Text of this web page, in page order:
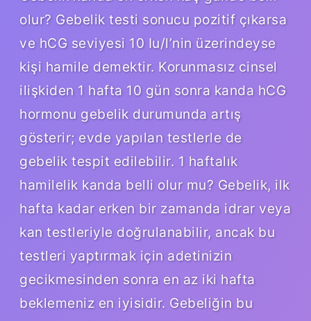
olur? Gebelik testi sonucu pozitif çıkarsa
ve hCG seviyesi 10 Iu/l’nin üzerindeyse
kişi hamile demektir. Korunmasız cinsel
ilişkiden 1 hafta 10 gün sonra kanda hCG
hormonu gebelik durumunda artış
gösterir; evde yapılan testlerle de
gebelik tespit edilebilir. 1 haftalık
hamilelik kanda belli olur mu? Gebelik, ilk
hafta kadar erken bir zamanda idrar veya
kan testleriyle doğrulanabilir, ancak bu
testleri yaptırmak için adetinizin
gecikmesinden sonra en az iki hafta
beklemeniz en iyisidir. Gebeliğin bu